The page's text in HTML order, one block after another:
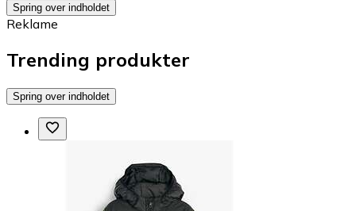
Spring over indholdet
Reklame
Trending produkter
Spring over indholdet